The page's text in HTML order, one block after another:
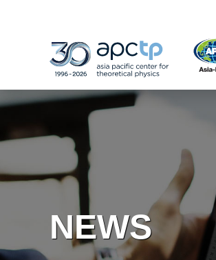
NEWS